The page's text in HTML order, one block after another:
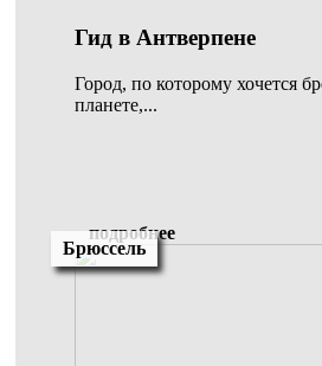
Гид в Антверпене
Город, по которому хочется
планете,...
подробнее
Брюссель